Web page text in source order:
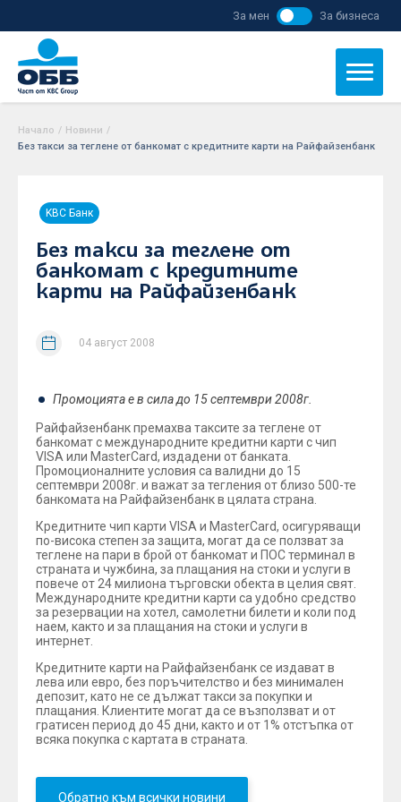
За мен За бизнеса
Начало / Новини /
Без такси за теглене от банкомат с кредитните карти на Райфайзенбанк
KBC Банк
Без такси за теглене от
банкомат с кредитните
карти на Райфайзенбанк
04 август 2008
Промоцията е в сила до 15 септември 2008г.
Райфайзенбанк премахва таксите за теглене от
банкомат с международните кредитни карти с чип
VISA или MasterCard, издадени от банката.
Промоционалните условия са валидни до 15
септември 2008г. и важат за тегления от близо 500-те
банкомата на Райфайзенбанк в цялата страна.
Кредитните чип карти VISA и MasterCard, осигуряващи
по-висока степен за защита, могат да се ползват за
теглене на пари в брой от банкомат и ПОС терминал в
страната и чужбина, за плащания на стоки и услуги в
повече от 24 милиона търговски обекта в целия свят.
Международните кредитни карти са удобно средство
за резервации на хотел, самолетни билети и коли под
наем, както и за плащания на стоки и услуги в
интернет.
Кредитните карти на Райфайзенбанк се издават в
лева или евро, без поръчителство и без минимален
депозит, като не се дължат такси за покупки и
плащания. Клиентите могат да се възползват и от
гратисен период до 45 дни, както и от 1% отстъпка от
всяка покупка с картата в страната.
Обратно към всички новини